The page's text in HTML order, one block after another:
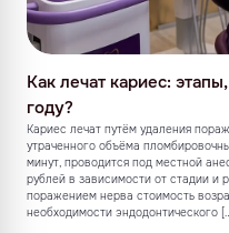
Как лечат кариес:
году?
Кариес лечат путём удаления
утраченного объёма
минут, проводится под местной
рублей в зависимости от стадии и
поражением нерва стоимость
необходимости эндодонтического